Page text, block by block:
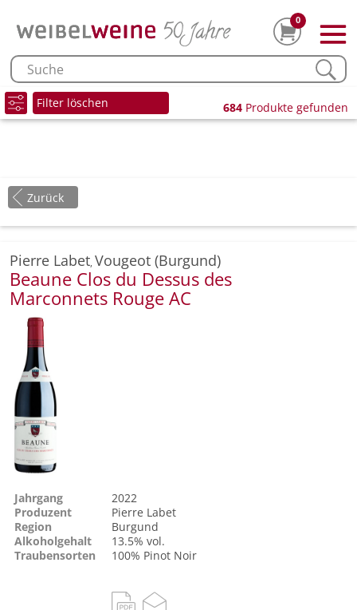
0
Filter löschen 684 Produkte gefunden
Zurück
Pierre Labet, Vougeot (Burgund)
Beaune Clos du Dessus des
Marconnets Rouge AC
Jahrgang
2022
Produzent
Pierre Labet
Region
Burgund
Alkoholgehalt
13.5% vol.
Traubensorten
100% Pinot Noir